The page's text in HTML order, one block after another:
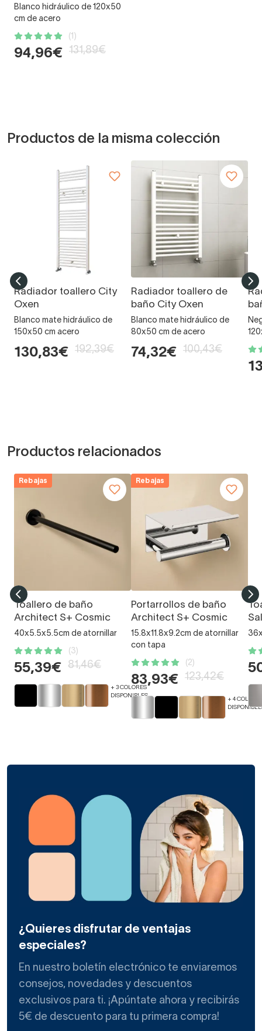
Blanco hidráulico de 120x50
cm de acero
(1)
94,96€ 131,89€
Productos de la misma colección
Radiador toallero City
Oxen
Blanco mate hidráulico de
150x50 cm acero
130,83€ 192,39€
Radiador toallero de
baño City Oxen
Blanco mate hidráulico de
80x50 cm de acero
74,32€ 100,43€
Productos relacionados
Rebajas
Toallero de baño
Architect S+ Cosmic
40x5.5x5.5cm de atornillar
(3)
55,39€ 81,46€
+ 3 COLORES
DISPONIBLES
Rebajas
Portarrollos de baño
Architect S+ Cosmic
15.8x11.8x9.2cm de atornillar
con tapa
(2)
83,93€ 123,42€
+ 4
¿Quieres disfrutar de ventajas
especiales?
En nuestro boletín electrónico te enviaremos
consejos, novedades y descuentos
exclusivos para ti. ¡Apúntate ahora y recibirás
5€ de descuento para tu primera compra!